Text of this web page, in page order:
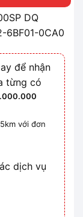
DQ
6BF01-0CA0
để nhận
từng có
với đơn
dịch vụ